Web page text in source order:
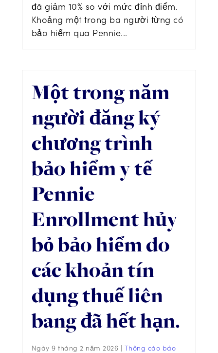
đã giảm 10% so với mức đỉnh điểm.
Khoảng một trong ba người từng có
bảo hiểm qua Pennie...
Một trong năm
người đăng ký
chương trình
bảo hiểm y tế
Pennie
Enrollment hủy
bỏ bảo hiểm do
các khoản tín
dụng thuế liên
bang đã hết hạn.
Ngày 9 tháng 2 năm 2026 | Thông cáo báo